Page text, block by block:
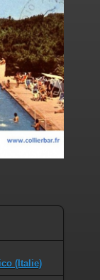
(Italie)